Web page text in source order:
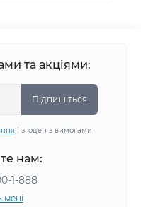
котів Simba
та акціями:
Підпишіться
і згоден з вимогами
нам:
1-888
мені